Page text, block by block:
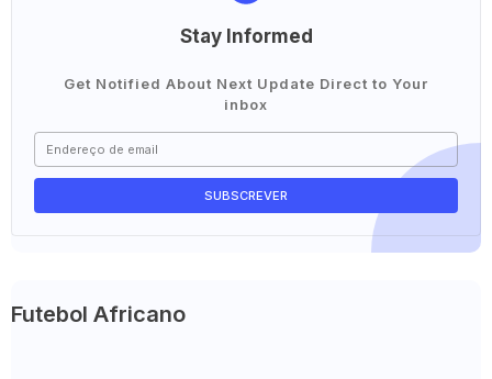
Stay Informed
Get Notified About Next Update Direct to Your
inbox
Futebol Africano